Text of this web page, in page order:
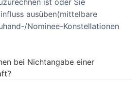
ausüben(mittelbare
Nominee-Konstellationen
bei Nichtangabe einer